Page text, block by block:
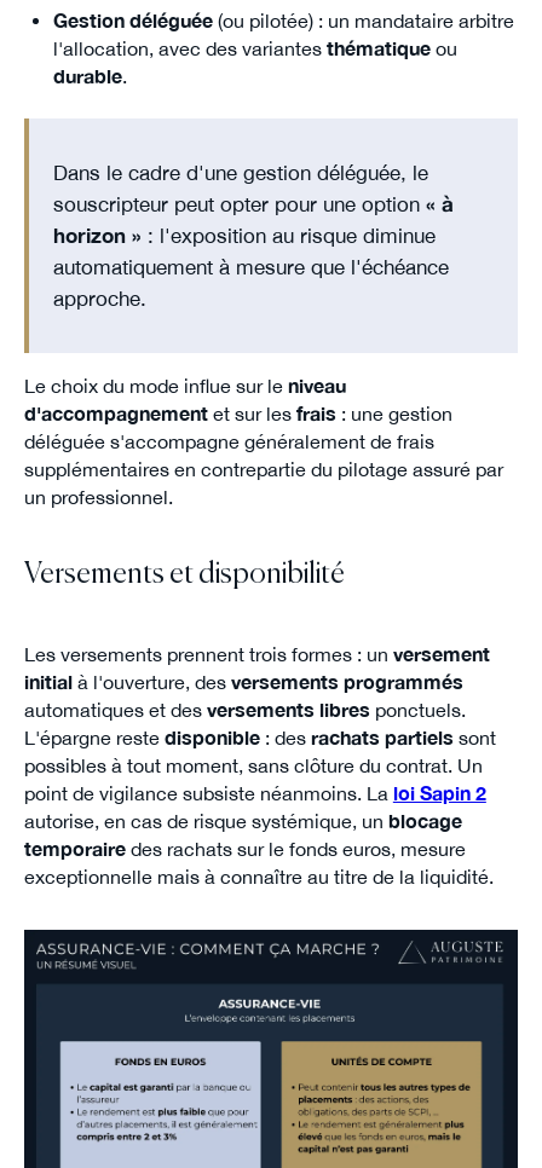
Gestion déléguée(ou pilotée) : un mandataire arbitre
l'allocation, avec des variantes thématiqueou
durable.
Dans le cadre d'une gestion déléguée, le
souscripteur peut opter pour une option« à
horizon » : l'exposition au risque diminue
automatiquement à mesure que l'échéance
approche.
Le choix du mode influe sur le niveau
d'accompagnementet sur les frais : une gestion
déléguée s'accompagne généralement de frais
supplémentaires en contrepartie du pilotage assuré par
un professionnel.
Versements et disponibilité
Les versements prennent trois formes : un versement
initialà l'ouverture, des versements programmés
automatiques et des versements libres ponctuels.
L'épargne reste disponible: des rachats partiels sont
possibles à tout moment, sans clôture du contrat. Un
point de vigilance subsiste néanmoins. La loi Sapin 2
autorise, en cas de risque systémique, un blocage
temporairedes rachats sur le fonds euros, mesure
exceptionnelle mais à connaître au titre de la liquidité.